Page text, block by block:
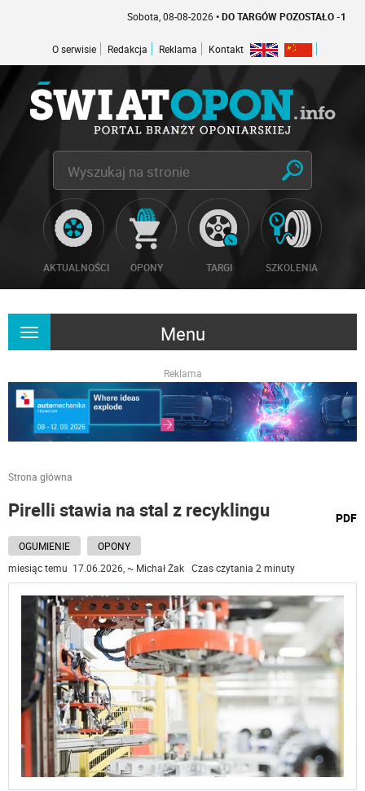
Sobota, 08-08-2026• DO TARGÓW POZOSTAŁO -1 DNI
O serwisie Redakcja Reklama Kontakt
AKTUALNOŚCI OPONY TARGI SZKOLENIA
Menu
Rozwiń
Reklama
Strona główna
Pirelli stawia na stal z recyklingu PDF
OGUMIENIE
OPONY
miesiąc temu 17.06.2026, ~ Michał Żak Czas czytania 2 minuty